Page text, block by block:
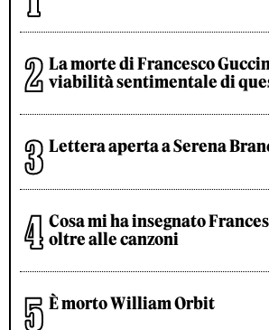
La morte di Francesco
viabilità sentimentale di
Lettera aperta a Serena
Cosa mi ha insegnato
oltre alle canzoni
È morto William Orbit